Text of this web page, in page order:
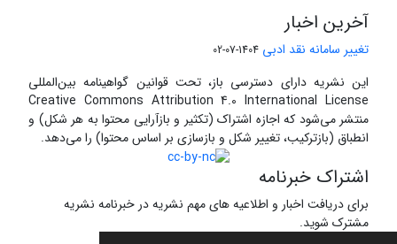
آخرین اخبار
تغییر سامانه نقد ادبی 1404-07-02
این نشریه دارای دسترسی باز، تحت قوانین گواهینامه بین‌المللی
Creative Commons Attribution 4.0 International License
منتشر می‌شود که اجازه اشتراک (تکثیر و بازآرایی محتوا به هر شکل) و
انطباق (بازترکیب، تغییر شکل و بازسازی بر اساس محتوا) را می‌دهد.
اشتراک خبرنامه
برای دریافت اخبار و اطلاعیه های مهم نشریه در خبرنامه نشریه
مشترک شوید.